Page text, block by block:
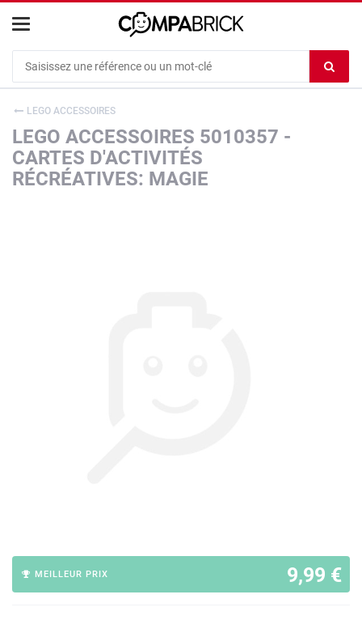
le
LEGO ACCESSOIRES
LEGO ACCESSOIRES 5010357 -
CARTES D'ACTIVITÉS
RÉCRÉATIVES: MAGIE
9,99 €
MEILLEUR PRIX
Cookies management panel